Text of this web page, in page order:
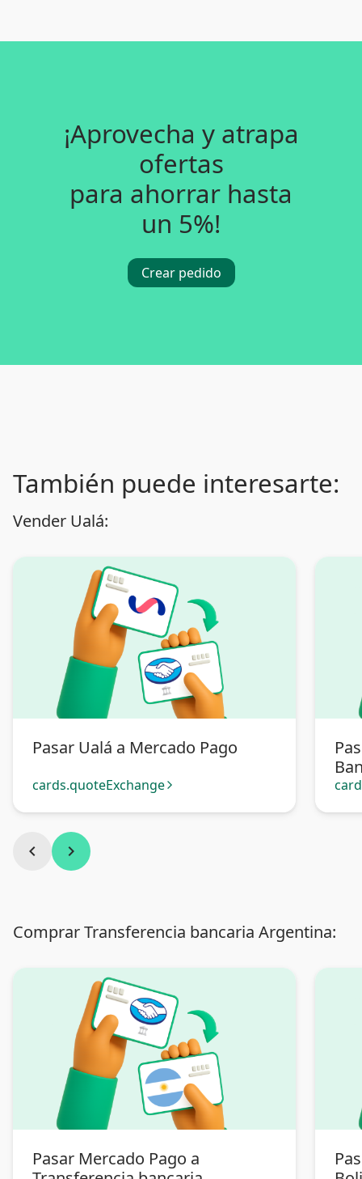
¡Aprovecha y atrapa
ofertas
para ahorrar hasta
un 5%!
Crear pedido
También puede interesarte:
Vender Ualá:
Pasar Ualá a Mercado Pago
cards.quoteExchange arrow_forward_ios
chevron_left chevron_right
Comprar Transferencia bancaria Argentina:
Pasar Mercado Pago a